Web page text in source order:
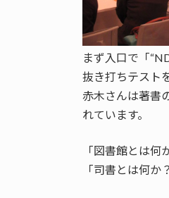
まず入口で「
抜き打ちテスト
赤木さんは著書
れています。
「図書館とは何
「司書とは何か